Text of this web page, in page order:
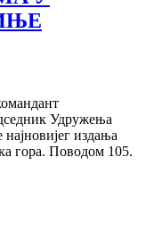
Удружења
најновијег издања
гора. Поводом 105.